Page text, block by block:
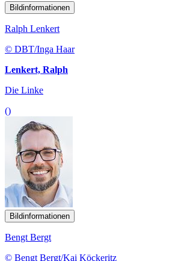
Bildinformationen
Ralph Lenkert
© DBT/Inga Haar
Lenkert, Ralph
Die Linke
()
Bildinformationen
Bengt Bergt
© Bengt Bergt/Kai Köckeritz